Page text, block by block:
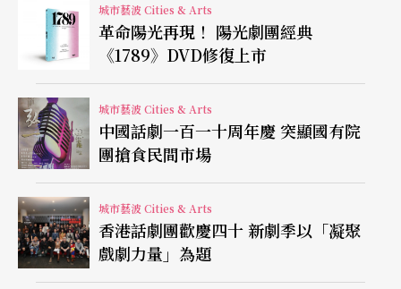
年遇見了俄國芭蕾舞者納塔莉雅．奧西波娃（Natali
a Osipova），隨後成為戀人。普魯尼曾宣布除了奧
西波娃之外，他不會再與其他人搭檔。二○一六
年，沙德勒之井劇院上演三齣分別由羅素．馬力芬
特（Russell Maliphant）、西迪拉比（Sidi Larbi Ch
erkaoui）及亞瑟．皮塔（Arthur Pita）編舞，為奧
西波娃量身訂作的委託創作，廣受好評，在短短一
年內便再度演出。舞作中，亦讓普魯尼與奧西波娃
展現兩人絕佳的身體訓練。儘管是古典芭蕾出身，
城市藝波 Cities & Arts
革命陽光再現！ 陽光劇團經典
《1789》DVD修復上市
城市藝波 Cities & Arts
中國話劇一百一十周年慶 突顯國有院
團搶食民間市場
城市藝波 Cities & Arts
香港話劇團歡慶四十 新劇季以「凝聚
戲劇力量」為題